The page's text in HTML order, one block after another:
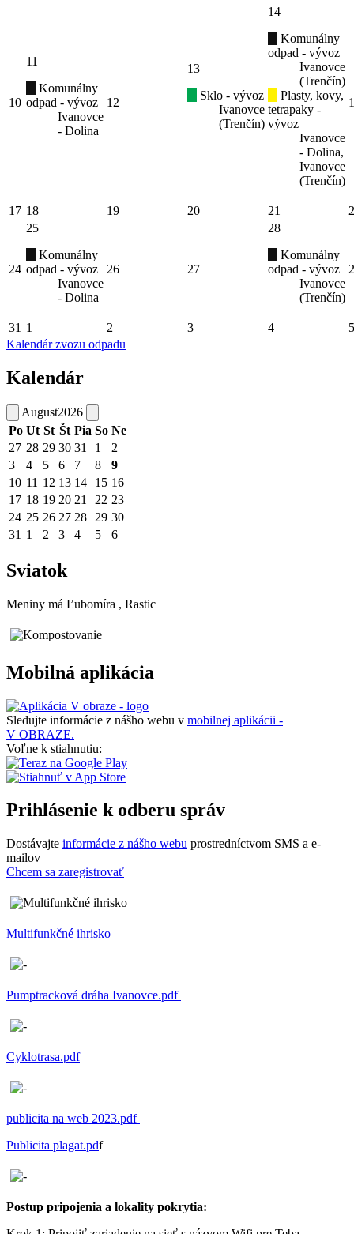
10
11
Komunálny
odpad - vývoz
Ivanovce
- Dolina
12
13
Sklo - vývoz
Ivanovce
(Trenčín)
14
Komunálny
odpad - vývoz
Ivanovce
(Trenčín)
Plasty, kovy,
tetrapaky -
vývoz
Ivanovce
- Dolina,
Ivanovce
(Trenčín)
17 18 19 20 21
24
25
Komunálny
odpad - vývoz
Ivanovce
- Dolina
26 27
28
Komunálny
odpad - vývoz
Ivanovce
(Trenčín)
31 1 2 3 4
5
Kalendár zvozu odpadu
Kalendár
August2026
Po Ut St Št Pia So Ne
27 28 29 30 31 1
2
3
4 5 6 7 8
9
10 11 12 13 14 15 16
17 18 19 20 21 22 23
24 25 26 27 28 29 30
31 1 2 3 4 5 6
Sviatok
Meniny má Ľubomíra , Rastic
Mobilná aplikácia
Sledujte informácie z nášho webu v mobilnej aplikácii -
V OBRAZE.
Voľne k stiahnutiu:
Prihlásenie k odberu správ
Dostávajte informácie z nášho webu prostredníctvom SMS a e-
mailov
Chcem sa zaregistrovať
Multifunkčné ihrisko
Pumptracková dráha Ivanovce.pdf
Cyklotrasa.pdf
publicita na web 2023.pdf
Publicita plagat.pdf
Postup pripojenia a lokality pokrytia: